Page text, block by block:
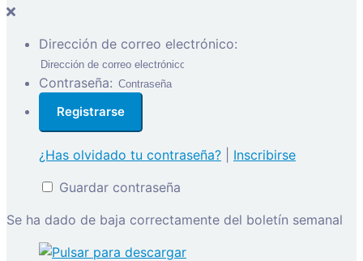
Dirección de correo electrónico:
Contraseña:
¿Has olvidado tu contraseña?
Inscribirse
Guardar contraseña
Se ha dado de baja correctamente del boletín semanal